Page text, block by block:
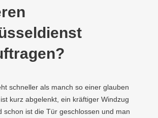
schneller als manch so einer glauben
kurz abgelenkt, ein kräftiger Windzug
schon ist die Tür geschlossen und man